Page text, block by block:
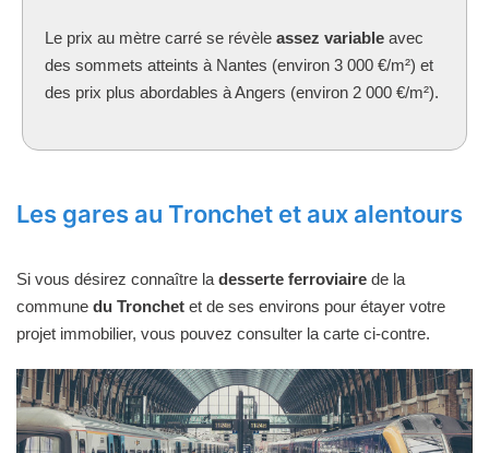
Le prix au mètre carré se révèle assez variable avec
des sommets atteints à Nantes (environ 3 000 €/m²) et
des prix plus abordables à Angers (environ 2 000 €/m²).
Les gares au Tronchet et aux alentours
Si vous désirez connaître la desserte ferroviaire de la
commune du Tronchet et de ses environs pour étayer votre
projet immobilier, vous pouvez consulter la carte ci-contre.